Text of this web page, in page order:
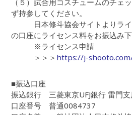
（５）試合用コスチュームのチェ
ず持参してください。
日本修斗協会サイトよりライ
の口座にライセンス料をお振込み下
※ライセンス申請
＞＞＞ https://j-
■振込口座
振込銀行 三菱東京UFJ銀行 雷門
口座番号 普通0084737